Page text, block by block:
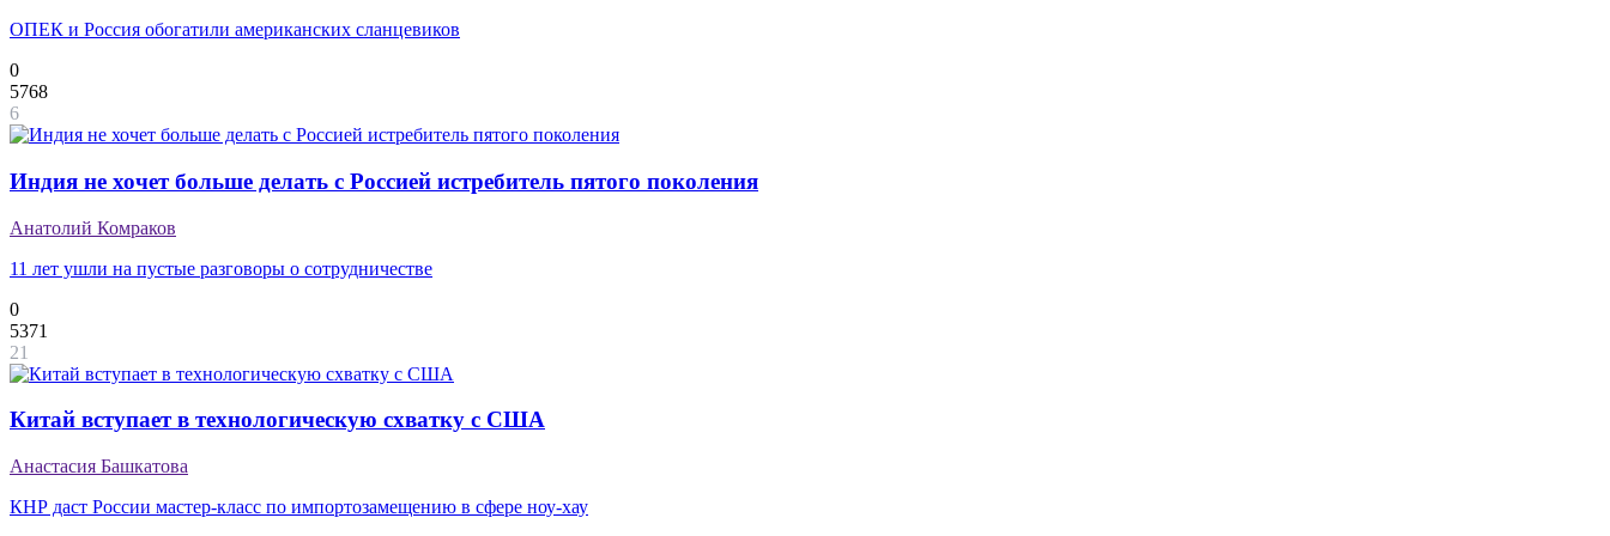
ОПЕК и Россия обогатили американских сланцевиков
0
5768
6
Индия не хочет больше делать с Россией истребитель пятого поколения
Анатолий Комраков
11 лет ушли на пустые разговоры о сотрудничестве
0
5371
21
Китай вступает в технологическую схватку с США
Анастасия Башкатова
КНР даст России мастер-класс по импортозамещению в сфере ноу-хау